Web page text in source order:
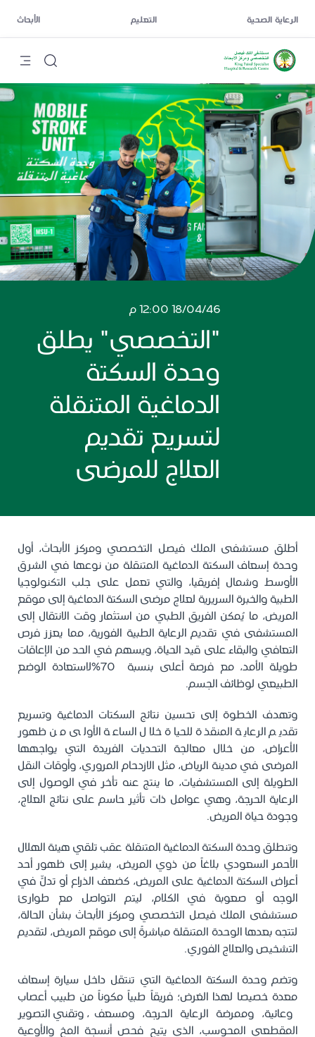
الرعاية الصحية التعليم الأبحاث
18/04/46 12:00 م
"التخصصي" يطلق
وحدة السكتة
الدماغية المتنقلة
لتسريع تقديم
العلاج للمرضى
أطلق مستشفى الملك فيصل التخصصي ومركز الأبحاث، أول
وحدة إسعاف السكتة الدماغية المتنقلة من نوعها في الشرق
الأوسط وشمال إفريقيا، والتي تعمل على جلب التكنولوجيا
الطبية والخبرة السريرية لعلاج مرضى السكتة الدماغية إلى موقع
المريض، ما يُمكن الفريق الطبي من استثمار وقت الانتقال إلى
المستشفى في تقديم الرعاية الطبية الفورية، مما يعزز فرص
التعافي والبقاء على قيد الحياة، ويسهم في الحد من الإعاقات
طويلة الأمد، مع فرصة أعلى بنسبة 70%لاستعادة الوضع
الطبيعي لوظائف الجسم.
وتهدف الخطوة إلى تحسين نتائج السكتات الدماغية وتسريع
تقديم الرعاية المنقذة للحياة خلال الساعة الأولى من ظهور
الأعراض، من خلال معالجة التحديات الفريدة التي يواجهها
المرضى في مدينة الرياض، مثل الازدحام المروري، وأوقات النقل
الطويلة إلى المستشفيات، ما ينتج عنه تأخر في الوصول إلى
الرعاية الحرجة، وهي عوامل ذات تأثير حاسم على نتائج العلاج،
وجودة حياة المريض.
وتنطلق وحدة السكتة الدماغية المتنقلة عقب تلقي هيئة الهلال
الأحمر السعودي بلاغاً من ذوي المريض، يشير إلى ظهور أحد
أعراض السكتة الدماغية على المريض، كضعف الذراع أو تدلٍّ في
الوجه أو صعوبة في الكلام، ليتم التواصل مع طوارئ
مستشفى الملك فيصل التخصصي ومركز الأبحاث بشأن الحالة،
لتتجه بعدها الوحدة المتنقلة مباشرةً إلى موقع المريض، لتقديم
التشخيص والعلاج الفوري.
وتضم وحدة السكتة الدماغية التي تنتقل داخل سيارة إسعاف
معدة خصيصا لهذا الغرض؛ فريقاً طبياً مكوناً من طبيب أعصاب
وعائية، وممرضة الرعاية الحرجة، ومسعف، وتقني التصوير
المقطعي المحوسب، الذي يتيح فحص أنسجة المخ والأوعية